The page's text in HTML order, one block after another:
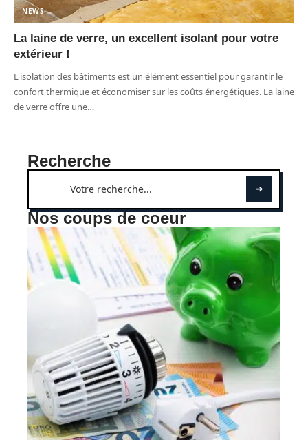
NEWS
La laine de verre, un excellent isolant pour votre
extérieur !
L'isolation des bâtiments est un élément essentiel pour garantir le
confort thermique et économiser sur les coûts énergétiques. La laine
de verre offre une…
Recherche
Nos coups de coeur